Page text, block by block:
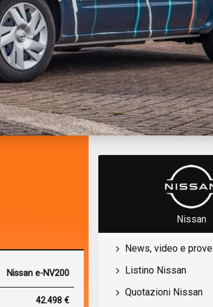
Nissan e-NV200
42.498 €
Nissan
News, video e prove
Listino Nissan
Quotazioni Nissan